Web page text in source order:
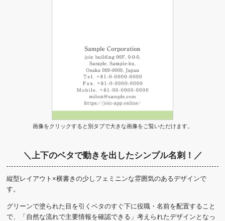
画像をクリックすると別タブで大きな画像をご覧いただけます。
＼上下のベタで動きを出したシンプル名刺！／
縦型レイアウト×横書きの少しフェミニンな雰囲気のあるデザインで
す。
グリーンで塗られた目を引くベタのすぐ下に役職・名前を配置すること
で、「自然な流れで主要情報を確認できる」考えられたデザインとなっ